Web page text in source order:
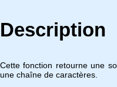
Description
Cette fonction retourne une
une chaîne de caractères.